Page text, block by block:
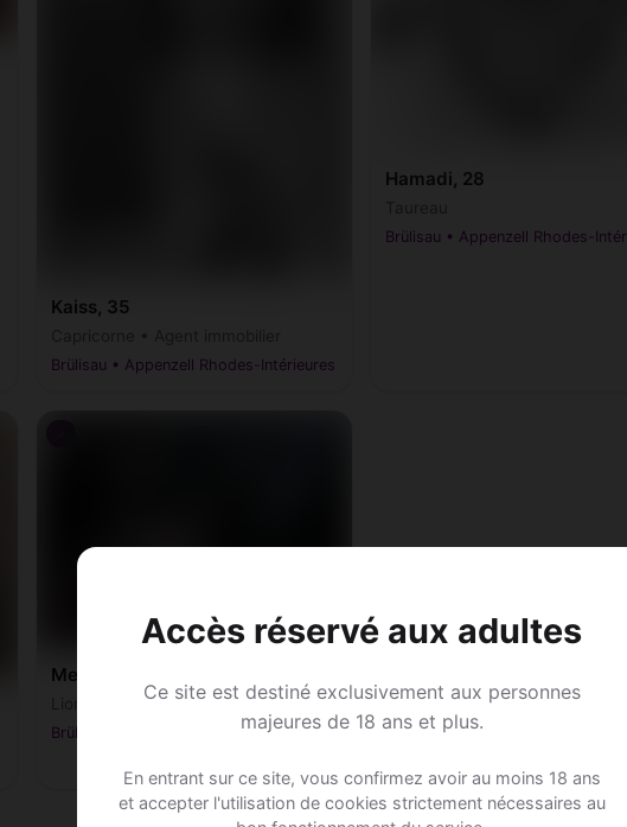
Accès réservé aux adultes
Ce site est destiné exclusivement aux personnes
majeures de 18 ans et plus.
En entrant sur ce site, vous confirmez avoir au moins 18 ans
et accepter l'utilisation de cookies strictement nécessaires au
Kaiss, 35
Brülisau • Appenzell Rhodes-Intérieures
Hamadi, 28
Brülisau • Appenzell Rhodes-
Melvynn, 35
Lion • Designer graphique
Brülisau • Appenzell Rhodes-Intérieures